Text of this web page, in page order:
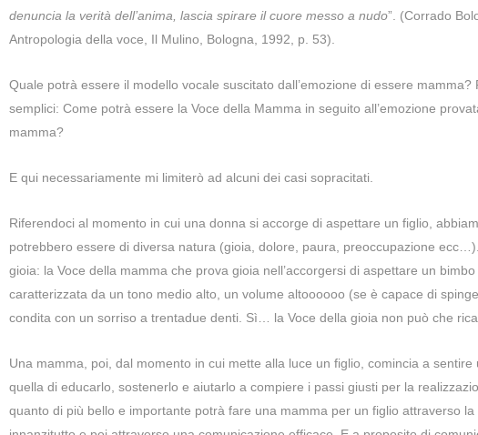
denuncia la verità dell’anima, lascia spirare il cuore messo a nudo”. (Corrado
Antropologia della voce, Il Mulino, Bologna, 1992, p. 53).
Quale potrà essere il modello vocale suscitato dall’emozione di essere
semplici: Come potrà essere la Voce della Mamma in seguito all’emozione
mamma?
E qui necessariamente mi limiterò ad alcuni dei casi sopracitati.
Riferendoci al momento in cui una donna si accorge di aspettare un figlio,
potrebbero essere di diversa natura (gioia, dolore, paura, preoccupazione
gioia: la Voce della mamma che prova gioia nell’accorgersi di aspettare un
caratterizzata da un tono medio alto, un volume altoooooo (se è capace di
condita con un sorriso a trentadue denti. Sì… la Voce della gioia non può che
Una mamma, poi, dal momento in cui mette alla luce un figlio, comincia a sentire
quella di educarlo, sostenerlo e aiutarlo a compiere i passi giusti per la
quanto di più bello e importante potrà fare una mamma per un figlio attraverso